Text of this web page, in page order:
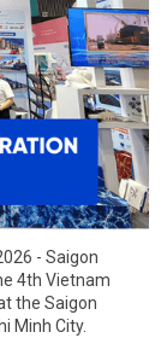
- Saigon
4th Vietnam
the Saigon
Minh City.